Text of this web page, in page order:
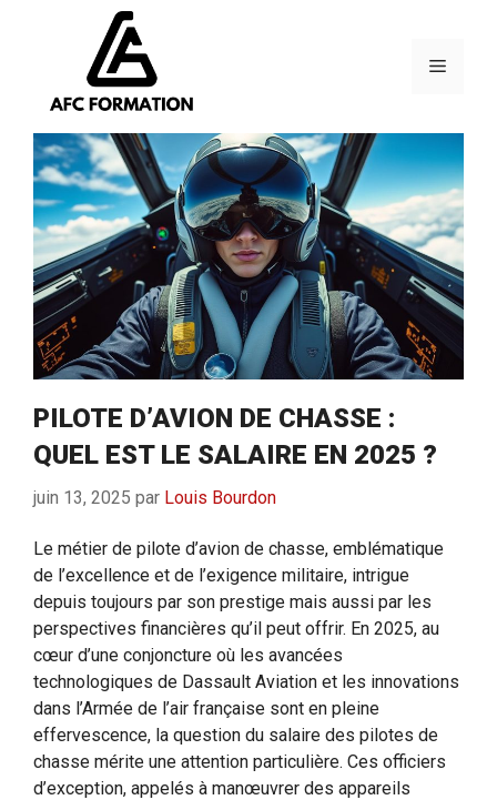
Menu
PILOTE D’AVION DE CHASSE :
QUEL EST LE SALAIRE EN 2025 ?
juin 13, 2025 par Louis Bourdon
Le métier de pilote d’avion de chasse, emblématique
de l’excellence et de l’exigence militaire, intrigue
depuis toujours par son prestige mais aussi par les
perspectives financières qu’il peut offrir. En 2025, au
cœur d’une conjoncture où les avancées
technologiques de Dassault Aviation et les innovations
dans l’Armée de l’air française sont en pleine
effervescence, la question du salaire des pilotes de
chasse mérite une attention particulière. Ces officiers
d’exception, appelés à manœuvrer des appareils